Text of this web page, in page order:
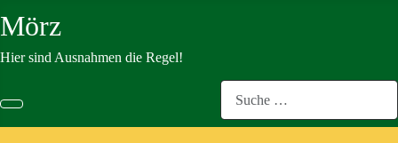
Mörz
Hier sind Ausnahmen die Regel!